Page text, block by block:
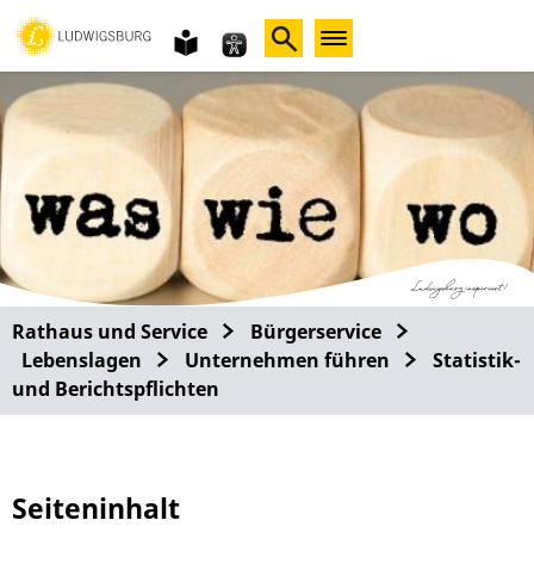
Gebärdensprache
leichte
Sprache
Rathaus und Service
Bürgerservice
Lebenslagen
Unternehmen führen
Statistik-
und Berichtspflichten
Seiteninhalt